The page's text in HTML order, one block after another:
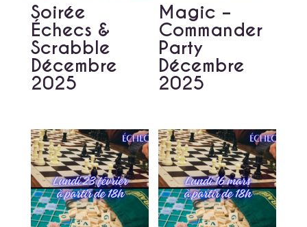
Soirée
Échecs &
Scrabble
Décembre
2025
Magic –
Commander
Party
Décembre
2025